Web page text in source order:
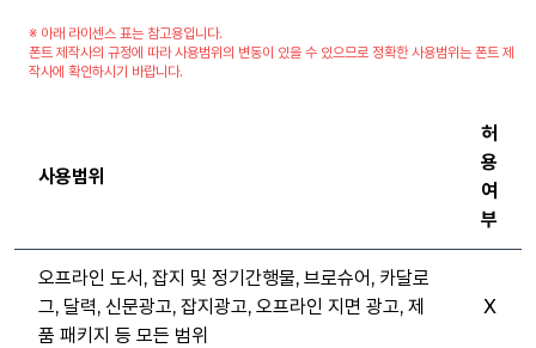
※ 아래 라이센스 표는 참고용입니다.
폰트 제작사의 규정에 따라 사용범위의 변동이 있을 수 있으므로 정확한 사용범위는 폰트 제
작사에 확인하시기 바랍니다.
사용범위
허
용
여
부
오프라인 도서, 잡지 및 정기간행물, 브로슈어, 카달로
그, 달력, 신문광고, 잡지광고, 오프라인 지면 광고, 제
품 패키지 등 모든 범위
X